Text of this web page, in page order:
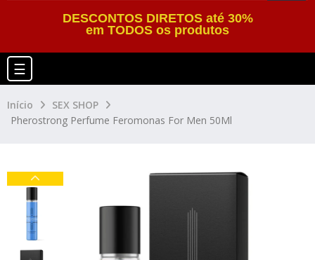
DESCONTOS DIRETOS até 30%
em TODOS os produtos
Toggle navigation
☰
Início
SEX SHOP
Pherostrong Perfume Feromonas For Men 50Ml